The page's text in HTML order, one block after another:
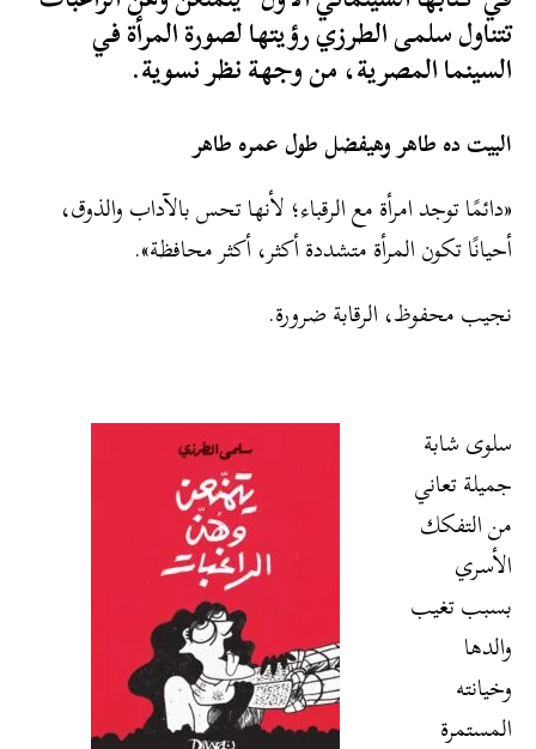
تتناول سلمى الطرزي رؤيتها لصورة المرأة في
السينما المصرية، من وجهة نظر نسوية.
البيت ده طاهر وهيفضل طول عمره طاهر
«دائمًا توجد امرأة مع الرقباء؛ لأنها تحس بالآداب والذوق،
أحيانًا تكون المرأة متشددة أكثر، أكثر محافظة».
نجيب محفوظ، الرقابة ضرورة.
سلوى شابة
جميلة تعاني
من التفكك
الأسري
بسبب تغيب
والدها
وخيانته
المستمرة